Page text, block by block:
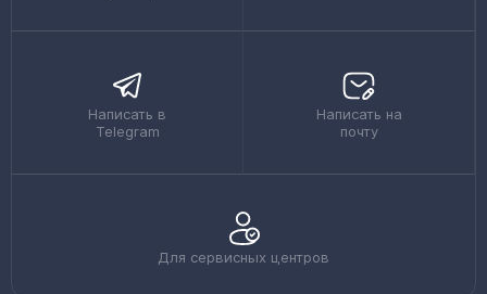
Написать в
Telegram
Написать на
почту
Для сервисных центров